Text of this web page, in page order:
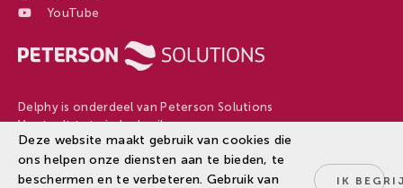
YouTube
Delphy is onderdeel van Peterson Solutions
Van teelt tot eindgebruiker
Disclaimer
Deze website maakt gebruik van cookies die
ons helpen onze diensten aan te bieden, te
beschermen en te verbeteren. Gebruik van
IK